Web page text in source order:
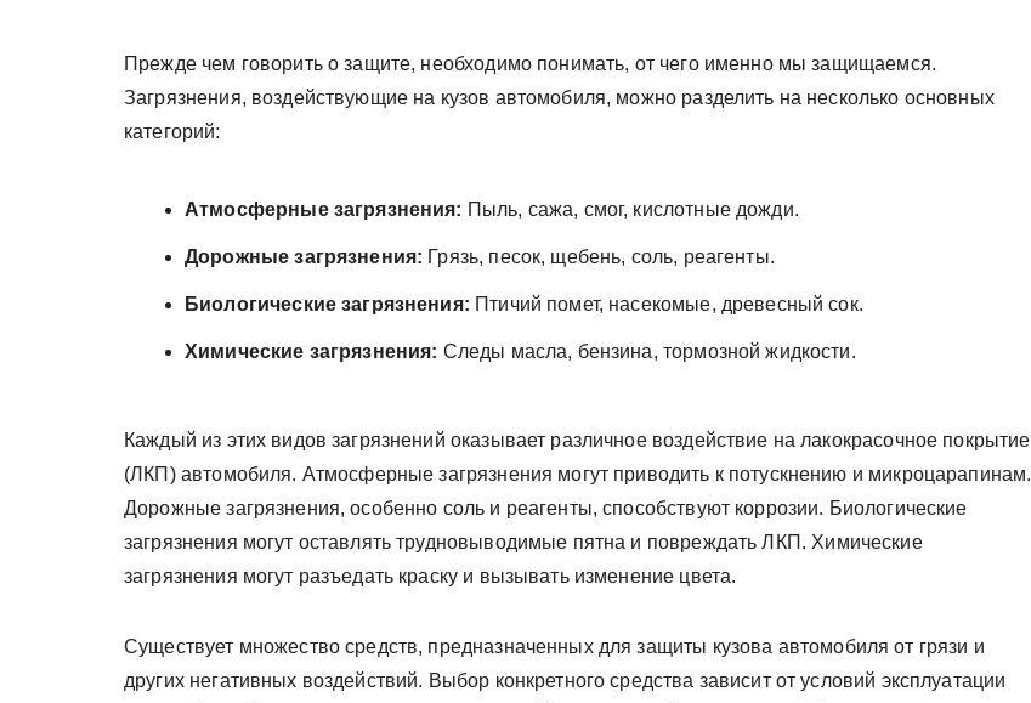
Прежде чем говорить о защите, необходимо понимать, от чего именно мы защищаемся.
Загрязнения, воздействующие на кузов автомобиля, можно разделить на несколько основных
категорий:
Атмосферные загрязнения: Пыль, сажа, смог, кислотные дожди.
Дорожные загрязнения: Грязь, песок, щебень, соль, реагенты.
Биологические загрязнения: Птичий помет, насекомые, древесный сок.
Химические загрязнения: Следы масла, бензина, тормозной жидкости.
Каждый из этих видов загрязнений оказывает различное воздействие на лакокрасочное покрытие
(ЛКП) автомобиля. Атмосферные загрязнения могут приводить к потускнению и микроцарапинам.
Дорожные загрязнения, особенно соль и реагенты, способствуют коррозии. Биологические
загрязнения могут оставлять трудновыводимые пятна и повреждать ЛКП. Химические
загрязнения могут разъедать краску и вызывать изменение цвета.
Существует множество средств, предназначенных для защиты кузова автомобиля от грязи и
других негативных воздействий. Выбор конкретного средства зависит от условий эксплуатации